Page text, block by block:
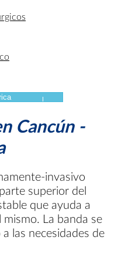
Cancún -
invasivo
superior del
que ayuda a
La banda se
las necesidades de